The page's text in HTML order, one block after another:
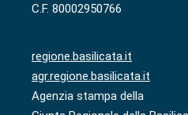
C.F. 80002950766
regione.basilicata.it
agr.regione.basilicata.it
Agenzia stampa della